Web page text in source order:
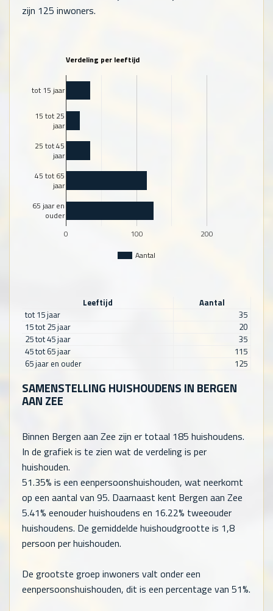
zijn 125 inwoners.
Verdeling per leeftijd
Aantal
0 100 200
tot 15 jaar
15 tot 25
jaar
25 tot 45
jaar
45 tot 65
jaar
65 jaar en
ouder
Leeftijd
Aantal
tot 15 jaar
35
15 tot 25 jaar
20
25 tot 45 jaar
35
45 tot 65 jaar
115
65 jaar en ouder
125
SAMENSTELLING HUISHOUDENS IN BERGEN
AAN ZEE
Binnen Bergen aan Zee zijn er totaal 185 huishoudens.
In de grafiek is te zien wat de verdeling is per
huishouden.
51.35% is een eenpersoonshuishouden, wat neerkomt
op een aantal van 95. Daarnaast kent Bergen aan Zee
5.41% eenouder huishoudens en 16.22% tweeouder
huishoudens. De gemiddelde huishoudgrootte is 1,8
persoon per huishouden.
De grootste groep inwoners valt onder een
eenpersoonshuishouden, dit is een percentage van 51%.